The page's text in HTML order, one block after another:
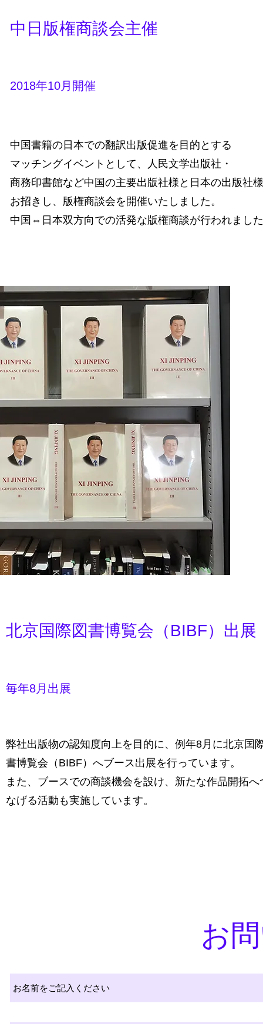
中日版権商談会主催
2018年10月開催
中国書籍の日本での翻訳出版促進を目的とする
マッチングイベントとして、人民文学出版社・
商務印書館など中国の主要出版社様と日本の出版社
お招きし、版権商談会を開催いたしました。
中国⇔日本双方向での活発な版権商談が行われまし
北京国際図書博覧会（BIBF）出展
毎年8月出展
弊社出版物の認知度向上を目的に、例年8月に北京国
書博覧会（BIBF）へブース出展を行っています。
また、ブースでの商談機会を設け、新たな作品開拓へ
なげる活動も実施しています。
お